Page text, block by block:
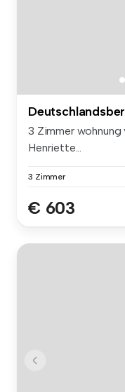
3 Zimmer
Henriette...
3 Zimmer
€ 603